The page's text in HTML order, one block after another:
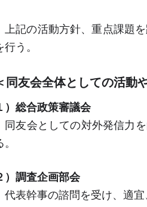
記の活動方針、重点課題を
行う。
同友会全体としての活動
）総合政策審議会
友会としての対外発信力を
）調査企画部会
表幹事の諮問を受け、適宜